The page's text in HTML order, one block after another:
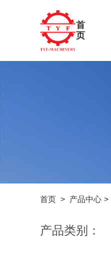
首
页
首页 > 产品中心 >
产品类别：